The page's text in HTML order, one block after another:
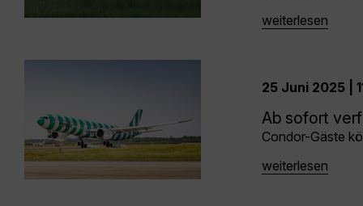
weiterlesen
25 Juni 2025 |
Ab sofort
Condor-Gäste
weiterlesen